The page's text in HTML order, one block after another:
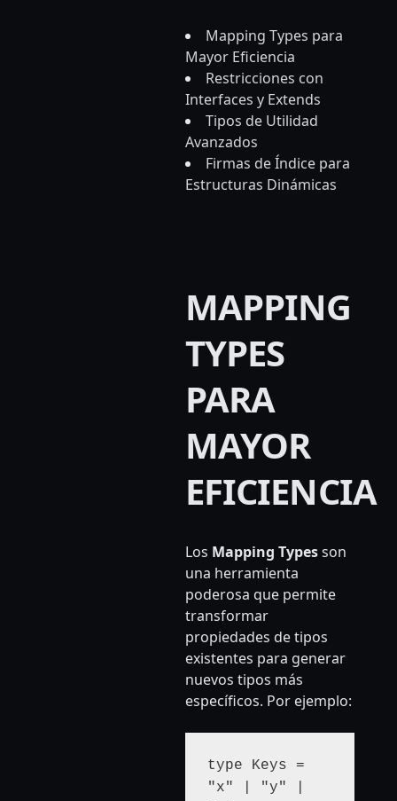
Mapping Types para
Mayor Eficiencia
Restricciones con
Interfaces y Extends
Tipos de Utilidad
Avanzados
Firmas de Índice para
Estructuras Dinámicas
MAPPING
TYPES
PARA
MAYOR
EFICIENCIA
Los Mapping Typesson
una herramienta
poderosa que permite
transformar
propiedades de tipos
existentes para generar
nuevos tipos más
específicos. Por ejemplo:
type Keys =
"x" | "y" |